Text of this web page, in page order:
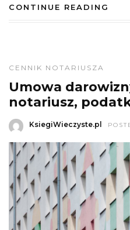
CONTINUE READING
CENNIK NOTARIUSZA
Umowa
notariusz,
KsiegiWieczyste.pl